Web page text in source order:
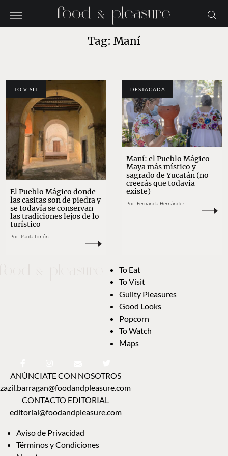
Tag: Maní
TO VISIT
El Pueblo Mágico donde
las casitas son de piedra y
se todavía se conservan
las tradiciones lejos de lo
turístico
Por: Paola Limón
DESTACADA
Maní: el Pueblo Mágico
Maya más místico y
sagrado de Yucatán (no
creerás que todavía
existe)
Por: Fernanda Hernández
To Eat
To Visit
Guilty Pleasures
Good Looks
Popcorn
To Watch
Maps
ANÚNCIATE CON NOSOTROS
zazil.barragan@foodandpleasure.com
CONTACTO EDITORIAL
editorial@foodandpleasure.com
Aviso de Privacidad
Términos y Condiciones